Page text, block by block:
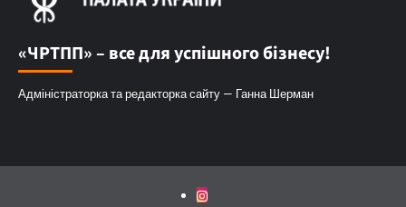
«ЧРТПП» – все для успішного бізнесу!
Адміністраторка та редакторка сайту — Ганна Шерман
Instagram